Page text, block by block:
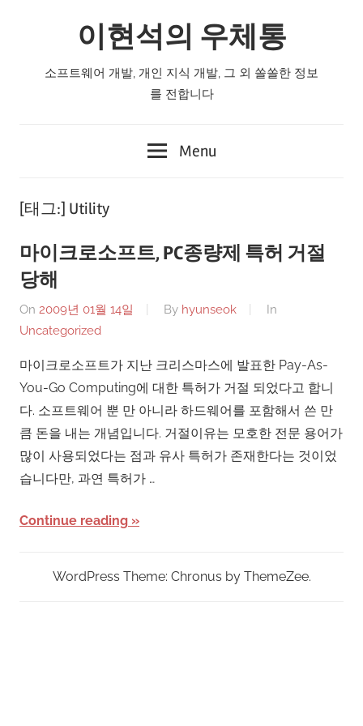
이현석의 우체통
소프트웨어 개발, 개인 지식 개발, 그 외 쏠쏠한 정보
를 전합니다
Menu
[태그:] Utility
마이크로소프트, PC종량제 특허 거절
당해
On 2009년 01월 14일 By hyunseok
In
Uncategorized
마이크로소프트가 지난 크리스마스에 발표한 Pay-As-
You-Go Computing에 대한 특허가 거절 되었다고 합니
다. 소프트웨어 뿐 만 아니라 하드웨어를 포함해서 쓴 만
큼 돈을 내는 개념입니다. 거절이유는 모호한 전문 용어가
많이 사용되었다는 점과 유사 특허가 존재한다는 것이었
습니다만, 과연 특허가 …
Continue reading
WordPress Theme: Chronus by ThemeZee.